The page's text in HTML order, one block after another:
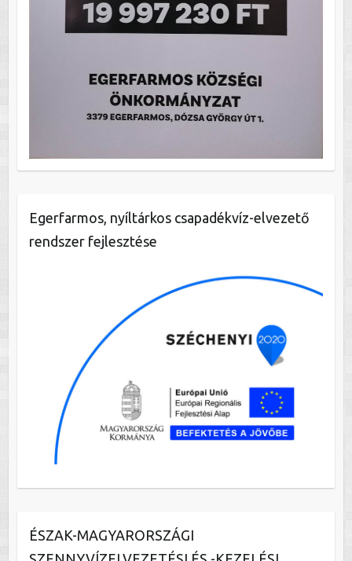
Egerfarmos, nyíltárkos csapadékvíz-elvezető
rendszer fejlesztése
ÉSZAK-MAGYARORSZÁGI